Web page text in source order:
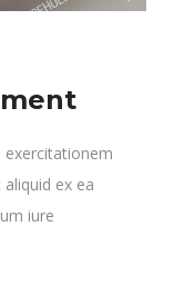
exercitationem
ex ea
iure